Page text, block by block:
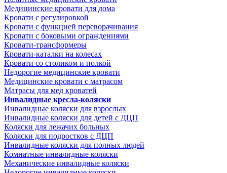
Медицинские кровати для дома
Кровати с регулировкой
Кровати с функцией переворачивания
Кровати с боковыми ограждениями
Кровати-трансформеры
Кровати-каталки на колесах
Кровати со столиком и полкой
Недорогие медицинские кровати
Медицинские кровати с матрасом
Матрасы для мед кроватей
Инвалидные кресла-коляски
Инвалидные коляски для взрослых
Инвалидные коляски для детей с ДЦП
Коляски для лежачих больных
Коляски для подростков с ДЦП
Инвалидные коляски для полных людей
Комнатные инвалидные коляски
Механические инвалидные коляски